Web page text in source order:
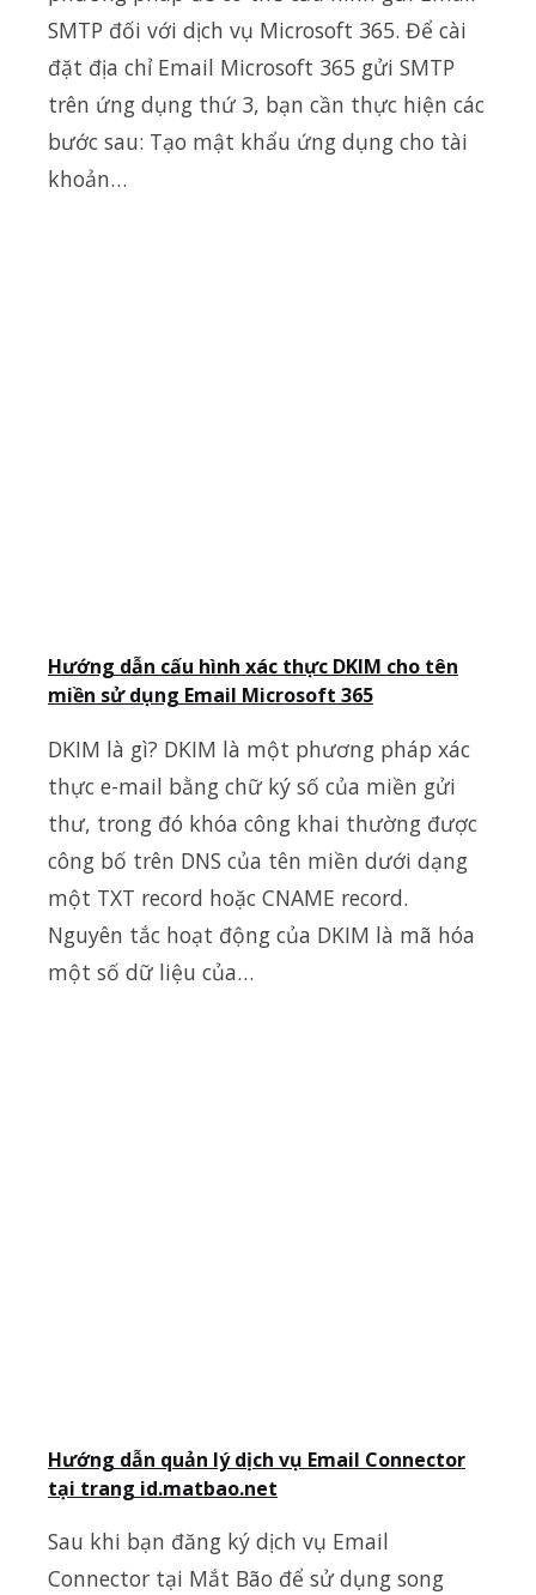
SMTP đối với dịch vụ Microsoft 365. Để cài
đặt địa chỉ Email Microsoft 365 gửi SMTP
trên ứng dụng thứ 3, bạn cần thực hiện các
bước sau: Tạo mật khẩu ứng dụng cho tài
khoản…
Hướng dẫn cấu hình xác thực DKIM cho tên
miền sử dụng Email Microsoft 365
DKIM là gì? DKIM là một phương pháp xác
thực e-mail bằng chữ ký số của miền gửi
thư, trong đó khóa công khai thường được
công bố trên DNS của tên miền dưới dạng
một TXT record hoặc CNAME record.
Nguyên tắc hoạt động của DKIM là mã hóa
một số dữ liệu của…
Hướng dẫn quản lý dịch vụ Email Connector
tại trang id.matbao.net
Sau khi bạn đăng ký dịch vụ Email
Connector tại Mắt Bão để sử dụng song